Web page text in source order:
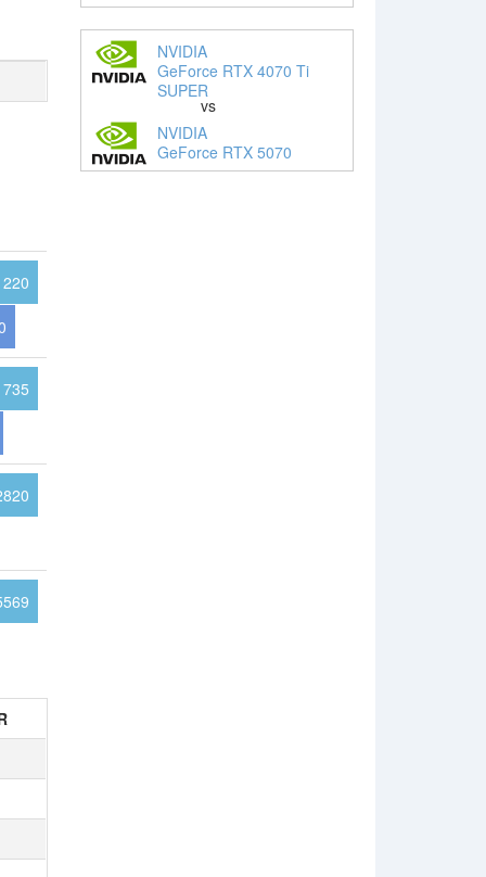
NVIDIA
GeForce RTX 4070 Ti
SUPER
vs
NVIDIA
GeForce RTX 5070